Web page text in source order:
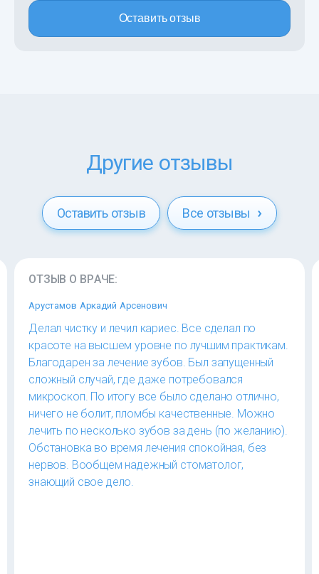
Оставить отзыв
Другие отзывы
Оставить отзыв Все отзывы
ОТЗЫВ О ВРАЧЕ:
Арустамов Аркадий Арсенович
Делал чистку и лечил кариес. Все сделал по
красоте на высшем уровне по лучшим практикам.
Благодарен за лечение зубов. Был запущенный
сложный случай, где даже потребовался
микроскоп. По итогу все было сделано отлично,
ничего не болит, пломбы качественные. Можно
лечить по несколько зубов за день (по желанию).
Обстановка во время лечения спокойная, без
нервов. Вообщем надежный стоматолог,
знающий свое дело.